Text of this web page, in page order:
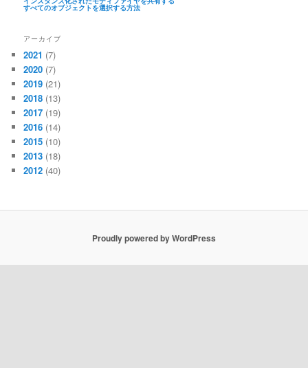
すべてのオブジェクトを選択する方法
アーカイブ
2021 (7)
2020 (7)
2019 (21)
2018 (13)
2017 (19)
2016 (14)
2015 (10)
2013 (18)
2012 (40)
Proudly powered by WordPress